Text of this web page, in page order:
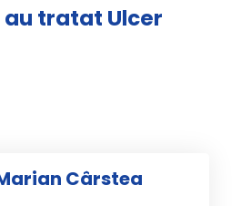
tratat Ulcer
Cârstea